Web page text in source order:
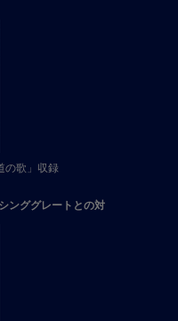
の歌」収録
ンググレートとの対